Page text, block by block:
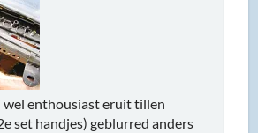
wel enthousiast eruit tillen
set handjes) geblurred anders